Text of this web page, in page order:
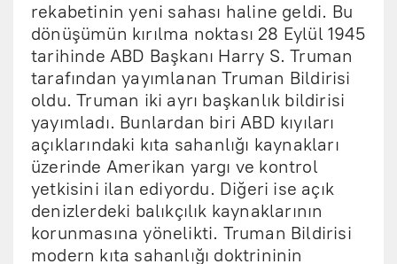
rekabetinin yeni sahası haline geldi. Bu
dönüşümün kırılma noktası 28 Eylül 1945
tarihinde ABD Başkanı Harry S. Truman
tarafından yayımlanan Truman Bildirisi
oldu. Truman iki ayrı başkanlık bildirisi
yayımladı. Bunlardan biri ABD kıyıları
açıklarındaki kıta sahanlığı kaynakları
üzerinde Amerikan yargı ve kontrol
yetkisini ilan ediyordu. Diğeri ise açık
denizlerdeki balıkçılık kaynaklarının
korunmasına yönelikti. Truman Bildirisi
modern kıta sahanlığı doktrininin